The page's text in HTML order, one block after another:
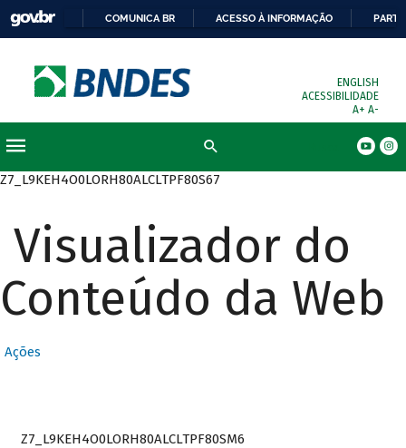
COMUNICA BR ACESSO À INFORMAÇÃO
ENGLISH
ACESSIBILIDADE
A+ A-
Z7_L9KEH4O0LORH80ALCLTPF80S67
Visualizador do
Conteúdo da Web
Ações
Z7_L9KEH4O0LORH80ALCLTPF80SM6